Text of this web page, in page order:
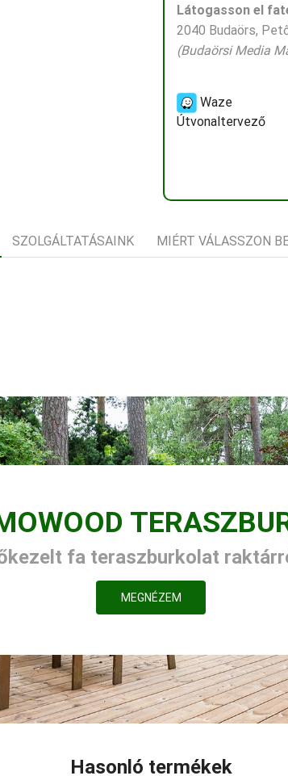
Látogasson el
2040 Budaörs,
(Budaörsi Media
Waze
Útvonaltervező
SZOLGÁLTATÁSAINK MIÉRT VÁLASSZON
fa teraszburkolat
MEGNÉZEM
Hasonló termékek